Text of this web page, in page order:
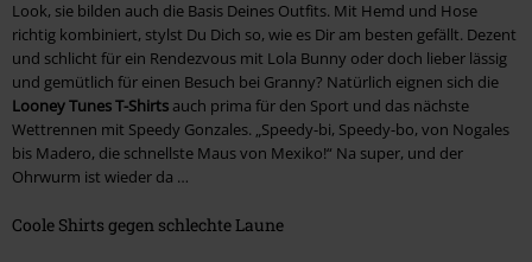
Look, sie bilden auch die Basis Deines Outfits. Mit Hemd und Hose
richtig kombiniert, stylst Du Dich so, wie es Dir am besten gefällt. Dezent
und schlicht für ein Rendezvous mit Lola Bunny oder doch lieber lässig
und gemütlich für einen Besuch bei Granny? Natürlich eignen sich die
Looney Tunes T-Shirts auch prima für den Sport und das nächste
Wettrennen mit Speedy Gonzales. „Speedy-bi, Speedy-bo, von Nogales
bis Madero, die schnellste Maus von Mexiko!“ Na super, und der
Ohrwurm ist wieder da …
Coole Shirts gegen schlechte Laune